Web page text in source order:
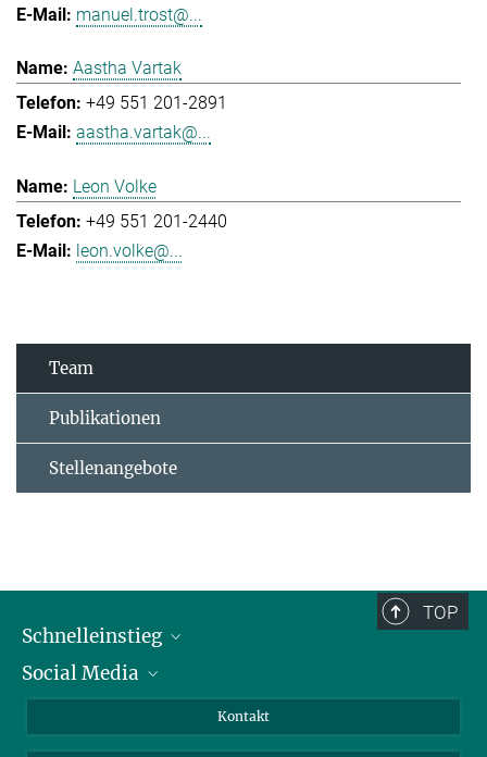
manuel.trost@...
Aastha Vartak
+49 551 201-2891
aastha.vartak@...
Leon Volke
+49 551 201-2440
leon.volke@...
Team
Publikationen
Stellenangebote
TOP
Schnelleinstieg
Alumni
Social Media
Kontakt